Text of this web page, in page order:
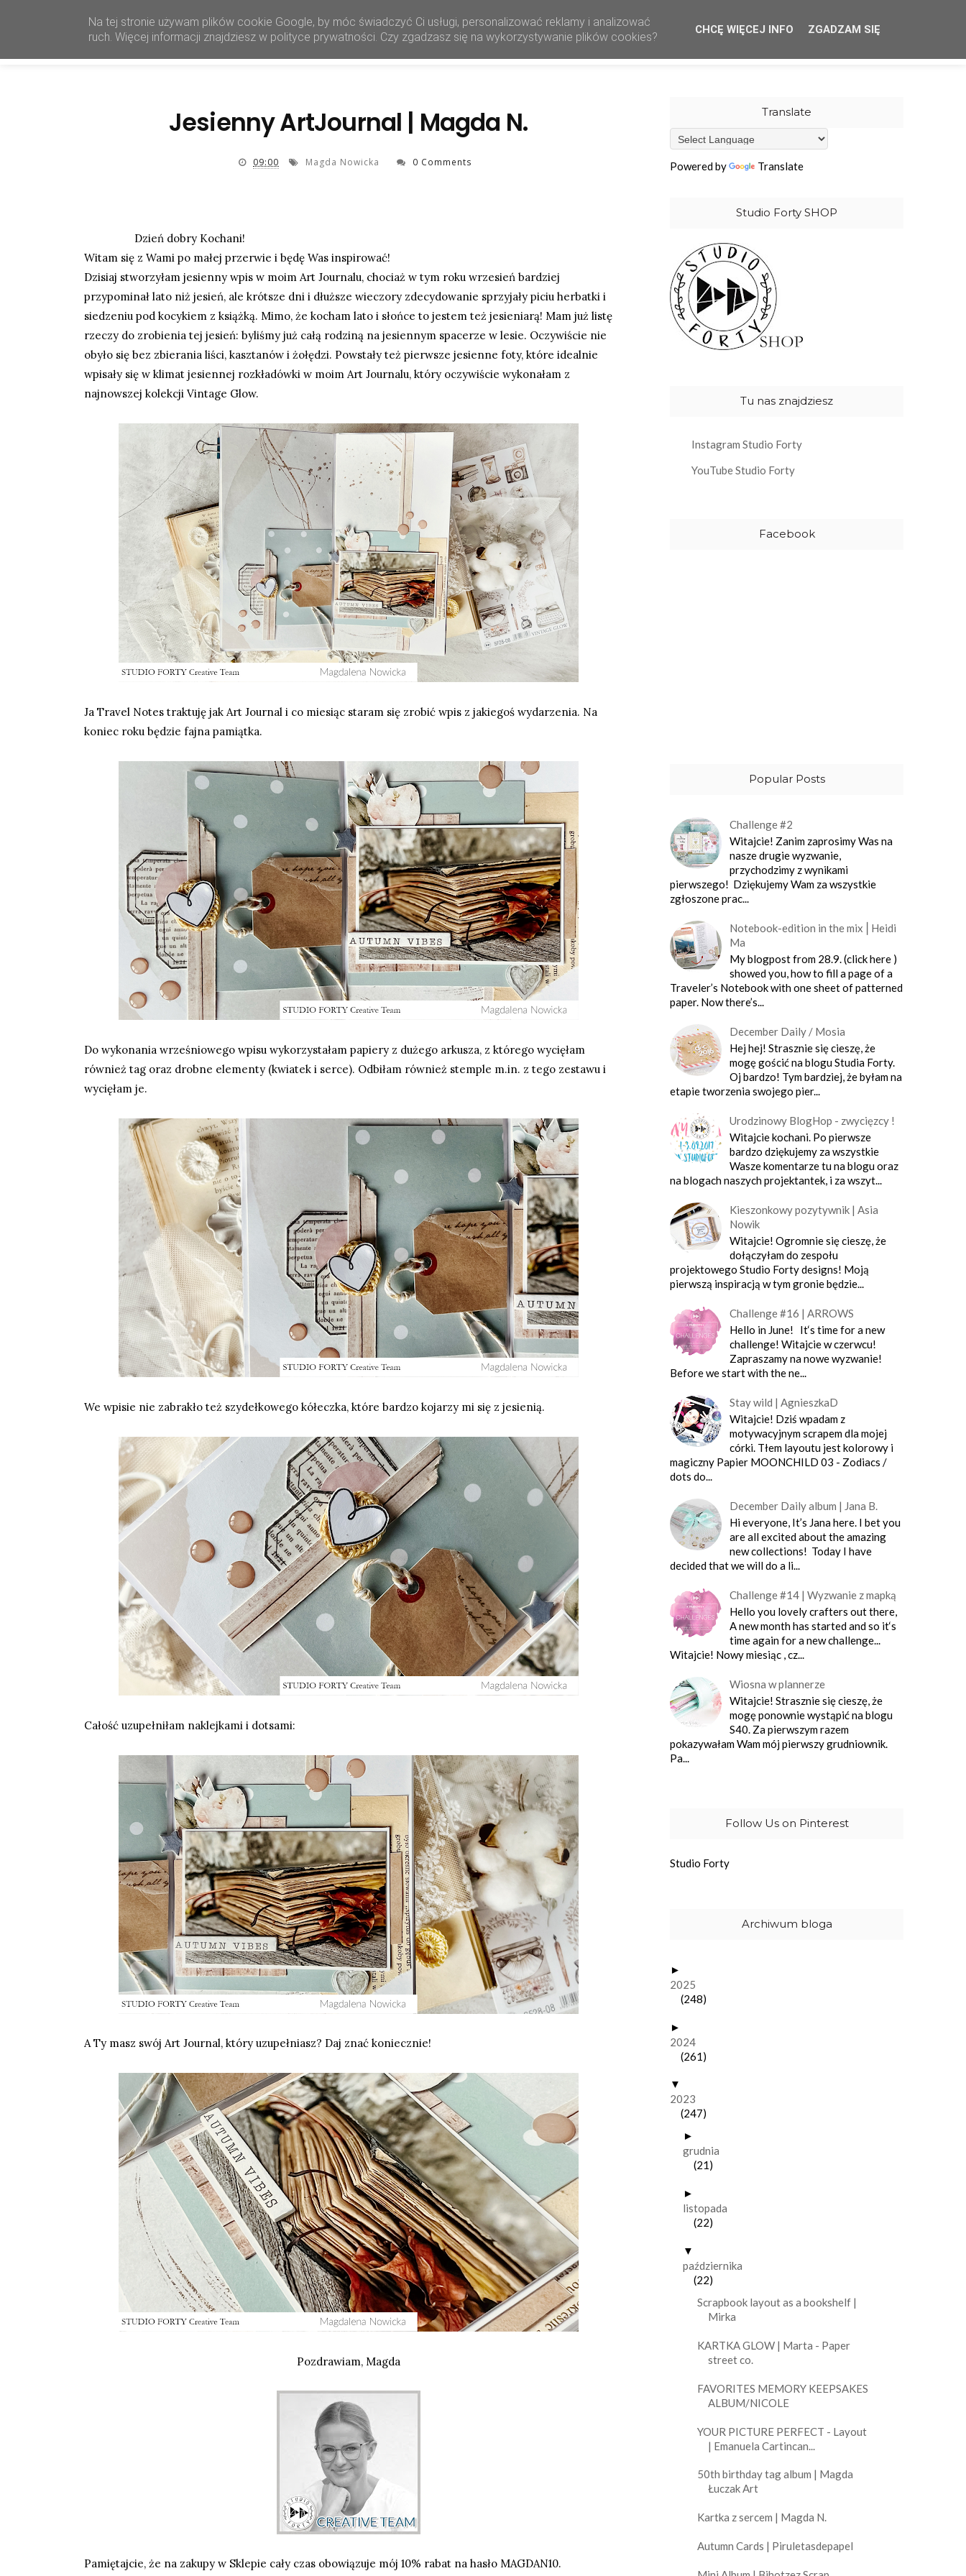
HOME SHOP CREATIVE TEAM WHOLESALE OUR STAMPS
Jesienny ArtJournal | Magda N.
09:00 Magda Nowicka 0 Comments
Dzień dobry Kochani!
Witam się z Wami po małej przerwie i będę Was inspirować!
Dzisiaj stworzyłam jesienny wpis w moim Art Journalu, chociaż w tym roku wrzesień bardziej
przypominał lato niż jesień, ale krótsze dni i dłuższe wieczory zdecydowanie sprzyjały piciu herbatki i
siedzeniu pod kocykiem z książką. Mimo, że kocham lato i słońce to jestem też jesieniarą! Mam już listę
rzeczy do zrobienia tej jesień: byliśmy już całą rodziną na jesiennym spacerze w lesie. Oczywiście nie
obyło się bez zbierania liści, kasztanów i żołędzi. Powstały też pierwsze jesienne foty, które idealnie
wpisały się w klimat jesiennej rozkładówki w moim Art Journalu, który oczywiście wykonałam z
najnowszej kolekcji Vintage Glow.
Ja Travel Notes traktuję jak Art Journal i co miesiąc staram się zrobić wpis z jakiegoś wydarzenia. Na
koniec roku będzie fajna pamiątka.
Do wykonania wrześniowego wpisu wykorzystałam papiery z dużego arkusza, z którego wycięłam
również tag oraz drobne elementy (kwiatek i serce). Odbiłam również stemple m.in. z tego zestawu i
wycięłam je.
We wpisie nie zabrakło też szydełkowego kółeczka, które bardzo kojarzy mi się z jesienią.
Całość uzupełniłam naklejkami i dotsami:
A Ty masz swój Art Journal, który uzupełniasz? Daj znać koniecznie!
Pozdrawiam, Magda
Pamiętajcie, że na zakupy w Sklepie cały czas obowiązuje mój 10% rabat na hasło MAGDAN10.
Translate
Powered by Translate
Studio Forty SHOP
Tu nas znajdziesz
Instagram Studio Forty
YouTube Studio Forty
Facebook
Popular Posts
Challenge #2
Witajcie! Zanim zaprosimy Was na
nasze drugie wyzwanie,
przychodzimy z wynikami
pierwszego! Dziękujemy Wam za wszystkie
zgłoszone prac...
Notebook-edition in the mix⎪Heidi
Ma
My blogpost from 28.9. (click here )
showed you, how to fill a page of a
Traveler’s Notebook with one sheet of patterned
paper. Now there’s...
December Daily / Mosia
Hej hej! Strasznie się cieszę, że
mogę gościć na blogu Studia Forty.
Oj bardzo! Tym bardziej, że byłam na
etapie tworzenia swojego pier...
Urodzinowy BlogHop - zwycięzcy !
Witajcie kochani. Po pierwsze
bardzo dziękujemy za wszystkie
Wasze komentarze tu na blogu oraz
na blogach naszych projektantek, i za wszyt...
Kieszonkowy pozytywnik | Asia
Nowik
Witajcie! Ogromnie się cieszę, że
dołączyłam do zespołu
projektowego Studio Forty designs! Moją
pierwszą inspiracją w tym gronie będzie...
Challenge #16 | ARROWS
Hello in June! It‘s time for a new
challenge! Witajcie w czerwcu!
Zapraszamy na nowe wyzwanie!
Before we start with the ne...
Stay wild | AgnieszkaD
Witajcie! Dziś wpadam z
motywacyjnym scrapem dla mojej
córki. Tłem layoutu jest kolorowy i
magiczny Papier MOONCHILD 03 - Zodiacs /
dots do...
December Daily album | Jana B.
Hi everyone, It’s Jana here. I bet you
are all excited about the amazing
new collections! Today I have
decided that we will do a li...
Challenge #14 | Wyzwanie z mapką
Hello you lovely crafters out there,
A new month has started and so it‘s
time again for a new challenge...
Witajcie! Nowy miesiąc , cz...
Wiosna w plannerze
Witajcie! Strasznie się cieszę, że
mogę ponownie wystąpić na blogu
S40. Za pierwszym razem
pokazywałam Wam mój pierwszy grudniownik.
Pa...
Follow Us on Pinterest
Studio Forty
Archiwum bloga
►
2025
(248)
►
2024
(261)
▼
2023
(247)
►
grudnia
(21)
►
listopada
(22)
▼
października
(22)
Scrapbook layout as a bookshelf |
Mirka
KARTKA GLOW | Marta - Paper
street co.
FAVORITES MEMORY KEEPSAKES
ALBUM/NICOLE
YOUR PICTURE PERFECT - Layout
| Emanuela Cartincan...
50th birthday tag album | Magda
Łuczak Art
Kartka z sercem | Magda N.
Autumn Cards | Piruletasdepapel
Na tej stronie używam plików cookie Google, by móc świadczyć Ci usługi, personalizować reklamy i analizować
ruch. Więcej informacji znajdziesz w polityce prywatności. Czy zgadzasz się na wykorzystywanie plików cookies?
CHCĘ WIĘCEJ INFO ZGADZAM SIĘ